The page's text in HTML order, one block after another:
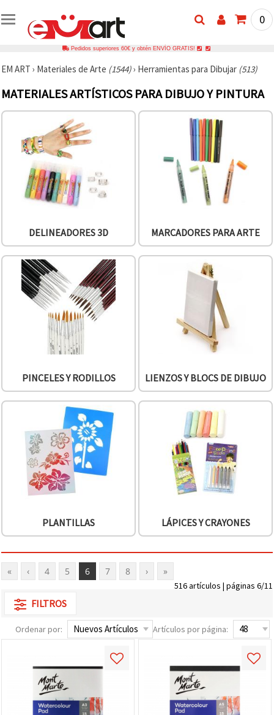
0
Pedidos superiores 60€ y obtén ENVÍO GRATIS!
EM ART › Materiales de Arte (1544)› Herramientas para Dibujar (513)
MATERIALES ARTÍSTICOS PARA DIBUJO Y PINTURA
DELINEADORES 3D MARCADORES PARA ARTE
PINCELES Y RODILLOS LIENZOS Y BLOCS DE DIBUJO
PLANTILLAS LÁPICES Y CRAYONES
« ‹ 4 5 6 7 8 › »
516 artículos | páginas 6/11
FILTROS
Ordenar por: Artículos por página: